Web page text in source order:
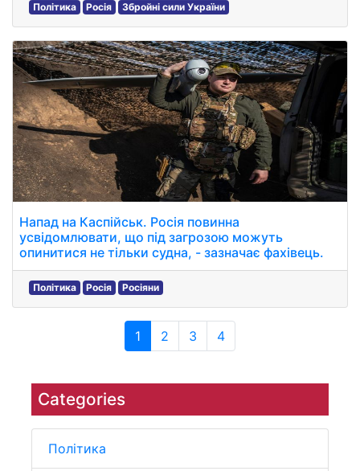
Categories
Політика
Політика Росія Збройні сили України
Напад на Каспійськ. Росія повинна
усвідомлювати, що під загрозою можуть
опинитися не тільки судна, - зазначає фахівець.
Політика Росія Росіяни
1 2 3 4